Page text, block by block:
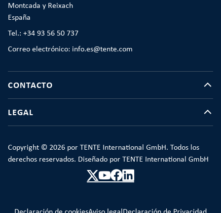
Montcada y Reixach
España
Tel.: +34 93 56 50 737
Correo electrónico: info.es@tente.com
CONTACTO
LEGAL
Copyright © 2026 por TENTE International GmbH. Todos los
derechos reservados. Diseñado por TENTE International GmbH